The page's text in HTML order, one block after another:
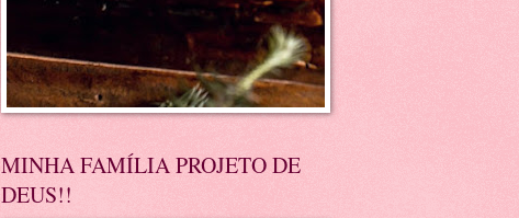
MINHA FAMÍLIA PROJETO DE
DEUS!!